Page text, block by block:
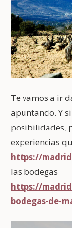
Te vamos a ir
apuntando. Y
posibilidades,
experiencias
https://
las bodegas
https://
bodegas-de-